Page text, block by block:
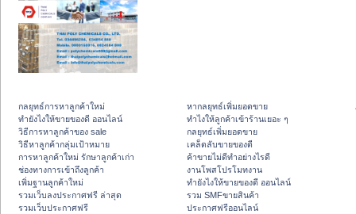
กลยุทธ์การหาลูกค้าใหม่
ทํายังไงให้ขายของดี ออนไลน์
วิธีการหาลูกค้าของ sale
วิธีหาลูกค้ากลุ่มเป้าหมาย
การหาลูกค้าใหม่ รักษาลูกค้าเก่า
ช่องทางการเข้าถึงลูกค้า
เพิ่มฐานลูกค้าใหม่
รวมเว็บลงประกาศฟรี ล่าสุด
รวมเว็บประกาศฟรี
หากลยุทธ์เพิ่มยอดขาย
ทําไงให้ลูกค้าเข้าร้านเยอะ ๆ
กลยุทธ์เพิ่มยอดขาย
เคล็ดลับขายของดี
ค้าขายไม่ดีทำอย่างไรดี
งานโพสโปรโมทงาน
ทํายังไงให้ขายของดี ออนไลน์
รวม SMFขายสินค้า
ประกาศฟรีออนไลน์